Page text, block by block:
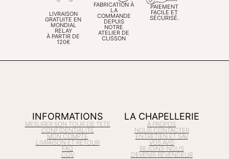
LIVRAISON
GRATUITE EN
MONDIAL
RELAY
À PARTIR DE
120€
FABRICATION À
LA
COMMANDE
DEPUIS
NOTRE
ATELIER DE
CLISSON
PAIEMENT
FACILE ET
SÉCURISÉ.
INFORMATIONS
MESURER SON TOUR DE TETE
CONFIDENTIALITÉ
MON COMPTE
LIVRAISON ET RETOUR
FAQ
CGV
LA CHAPELLERIE
À PROPOS
NOUS CONTACTER
ENTRETIEN ET SAV
VOS AVIS
REJOINS-NOUS
DEVENIR REVENDEUR